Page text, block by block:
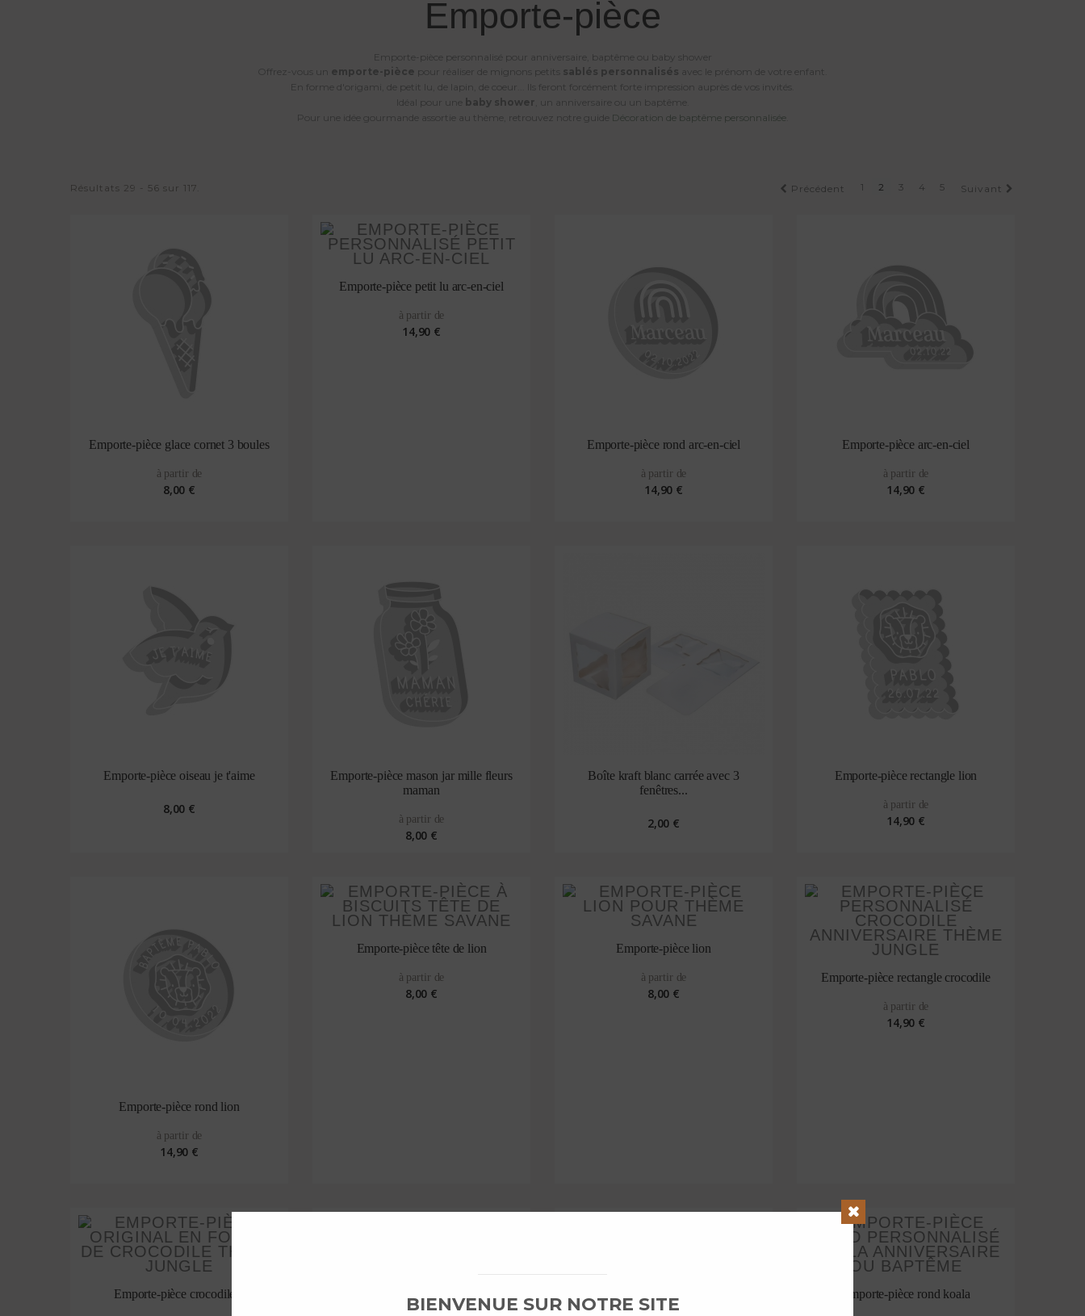
Emporte-pièce
Emporte-pièce personnalisé pour anniversaire, baptême ou baby shower
Offrez-vous un emporte-pièce pour réaliser de mignons petits sablés personnalisés avec le prénom de votre enfant.
En forme d'origami, de petit lu, de lapin, de coeur... Ils feront forcément forte impression auprès de vos invités.
Idéal pour une
baby shower , un anniversaire ou un baptême.
Pour une idée gourmande assortie au thème, retrouvez notre guide Décoration de baptême personnalisée.
Précédent 1 2 3 4 5 Suivant
Résultats 29 - 56 sur 117.
Emporte-pièce glace cornet 3 boules
à partir de
8,00 €
Emporte-pièce petit lu arc-en-ciel
à partir de
14,90 €
Emporte-pièce rond arc-en-ciel
à partir de
14,90 €
Emporte-pièce arc-en-ciel
à partir de
14,90 €
Emporte-pièce oiseau je t'aime
8,00 €
Emporte-pièce mason jar mille fleurs
maman
à partir de
8,00 €
Boîte kraft blanc carrée avec 3
fenêtres...
2,00 €
Emporte-pièce rectangle lion
à partir de
14,90 €
Emporte-pièce rond lion
à partir de
14,90 €
Emporte-pièce tête de lion
à partir de
8,00 €
Emporte-pièce lion
à partir de
8,00 €
Emporte-pièce rectangle crocodile
à partir de
14,90 €
Emporte-pièce crocodile 2
à partir de à partir de
Emporte-pièce rond koala
Close
BIENVENUE SUR NOTRE SITE